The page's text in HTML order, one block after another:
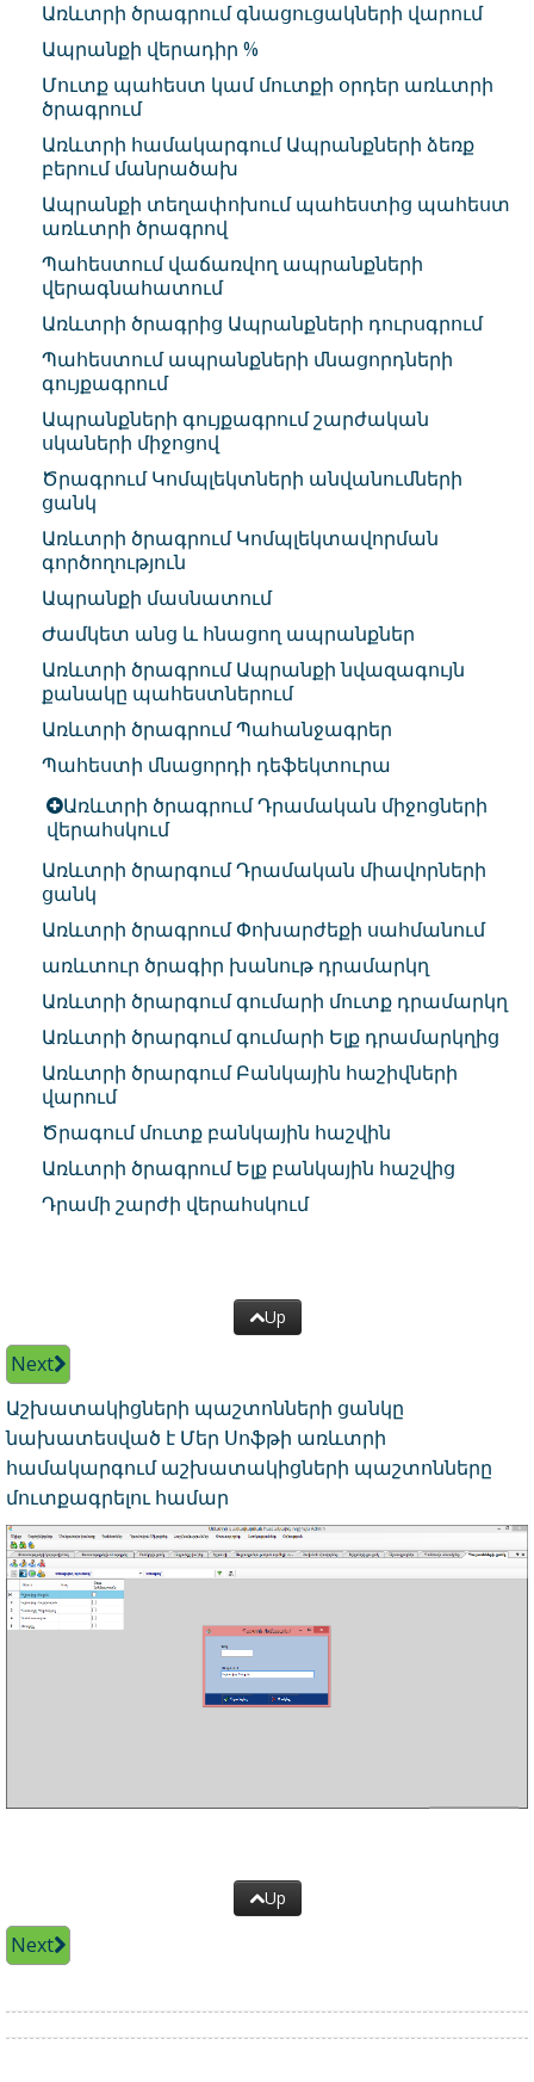
Առևտրի ծրագրում գնացուցակների վարում
Ապրանքի վերադիր %
Մուտք պահեստ կամ մուտքի օրդեր առևտրի
ծրագրում
Առևտրի համակարգում Ապրանքների ձեռք
բերում մանրածախ
Ապրանքի տեղափոխում պահեստից պահեստ
առևտրի ծրագրով
Պահեստում վաճառվող ապրանքների
վերագնահատում
Առևտրի ծրագրից Ապրանքների դուրսգրում
Պահեստում ապրանքների մնացորդների
գույքագրում
Ապրանքների գույքագրում շարժական
սկաների միջոցով
Ծրագրում Կոմպլեկտների անվանումների
ցանկ
Առևտրի ծրագրում Կոմպլեկտավորման
գործողություն
Ապրանքի մասնատում
Ժամկետ անց և հնացող ապրանքներ
Առևտրի ծրագրում Ապրանքի նվազագույն
քանակը պահեստներում
Առևտրի ծրագրում Պահանջագրեր
Պահեստի մնացորդի դեֆեկտուրա
Առևտրի ծրագրում Դրամական միջոցների
վերահսկում
Առևտրի ծրարգում Դրամական միավորների
ցանկ
Առևտրի ծրագրում Փոխարժեքի սահմանում
առևտուր ծրագիր խանութ դրամարկղ
Առևտրի ծրարգում գումարի մուտք դրամարկղ
Առևտրի ծրարգում գումարի Ելք դրամարկղից
Առևտրի ծրարգում Բանկային հաշիվների
վարում
Ծրագում մուտք բանկային հաշվին
Առևտրի ծրագրում Ելք բանկային հաշվից
Դրամի շարժի վերահսկում
Up
Next
Աշխատակիցների պաշտոնների ցանկը
նախատեսված է Մեր Սոֆթի առևտրի
համակարգում աշխատակիցների պաշտոնները
մուտքագրելու համար
Up
Next